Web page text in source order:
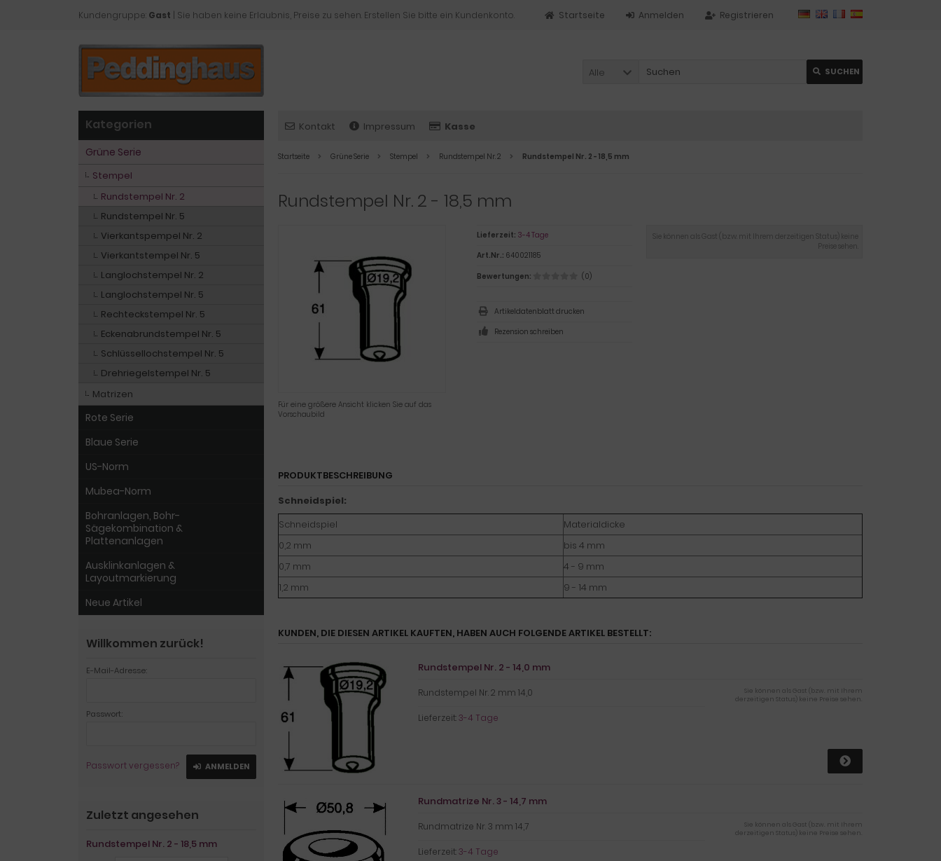
Kundengruppe: Gast | Sie haben keine Erlaubnis, Preise zu sehen. Erstellen Sie bitte ein Kundenkonto. Registrieren
Anmelden
Startseite
Alle SUCHEN
Kontakt Impressum Kasse
Startseite Grüne Serie Stempel Rundstempel Nr. 2 Rundstempel Nr. 2 - 18,5 mm
Rundstempel Nr. 2 - 18,5 mm
Für eine größere Ansicht klicken Sie auf das
Vorschaubild
Sie können als Gast (bzw. mit Ihrem derzeitigen Status) keine
Preise sehen.
Lieferzeit: 3-4 Tage
Art.Nr.: 640021185
Bewertungen:
(0)
Artikeldatenblatt drucken
Rezension schreiben
PRODUKTBESCHREIBUNG
Schneidspiel:
Schneidspiel
Materialdicke
0,2 mm
bis 4 mm
0,7 mm
4 - 9 mm
1,2 mm
9 - 14 mm
KUNDEN, DIE DIESEN ARTIKEL KAUFTEN, HABEN AUCH FOLGENDE ARTIKEL BESTELLT:
Rundstempel Nr. 2 - 14,0 mm
Rundstempel Nr. 2 mm 14,0
Lieferzeit:3-4 Tage
Sie können als Gast (bzw. mit Ihrem
derzeitigen Status) keine Preise sehen.
Rundmatrize Nr. 3 - 14,7 mm
Rundmatrize Nr. 3 mm 14,7
Lieferzeit:3-4 Tage
Sie können als Gast (bzw. mit Ihrem
derzeitigen Status) keine Preise sehen.
Kategorien
Grüne Serie
Stempel
Rundstempel Nr. 2
Rundstempel Nr. 5
Vierkantspempel Nr. 2
Vierkantstempel Nr. 5
Langlochstempel Nr. 2
Langlochstempel Nr. 5
Rechteckstempel Nr. 5
Eckenabrundstempel Nr. 5
Schlüssellochstempel Nr. 5
Drehriegelstempel Nr. 5
Matrizen
Rote Serie
Blaue Serie
US-Norm
Mubea-Norm
Bohranlagen, Bohr-
Sägekombination &
Plattenanlagen
Ausklinkanlagen &
Layoutmarkierung
Neue Artikel
Willkommen zurück!
E-Mail-Adresse:
Passwort:
Passwort vergessen? ANMELDEN
Zuletzt angesehen
Rundstempel Nr. 2 - 18,5 mm